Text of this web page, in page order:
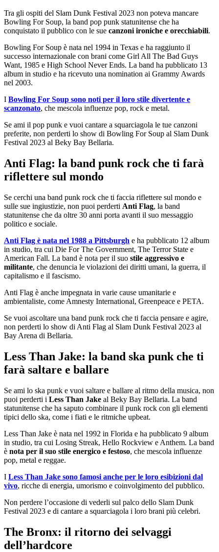
Tra gli ospiti del Slam Dunk Festival 2023 non poteva mancare
Bowling For Soup, la band pop punk statunitense che ha
conquistato il pubblico con le sue canzoni ironiche e orecchiabili.
Bowling For Soup è nata nel 1994 in Texas e ha raggiunto il
successo internazionale con brani come Girl All The Bad Guys
Want, 1985 e High School Never Ends. La band ha pubblicato 13
album in studio e ha ricevuto una nomination ai Grammy Awards
nel 2003.
I Bowling For Soup sono noti per il loro stile divertente e
scanzonato, che mescola influenze pop, rock e metal.
Se ami il pop punk e vuoi cantare a squarciagola le tue canzoni
preferite, non perderti lo show di Bowling For Soup al Slam Dunk
Festival 2023 al Beky Bay Bellaria.
Anti Flag: la band punk rock che ti farà
riflettere sul mondo
Se cerchi una band punk rock che ti faccia riflettere sul mondo e
sulle sue ingiustizie, non puoi perderti Anti Flag, la band
statunitense che da oltre 30 anni porta avanti il suo messaggio
politico e sociale.
Anti Flag è nata nel 1988 a Pittsburgh e ha pubblicato 12 album
in studio, tra cui Die For The Government, The Terror State e
American Fall. La band è nota per il suo stile aggressivo e
militante, che denuncia le violazioni dei diritti umani, la guerra, il
capitalismo e il fascismo.
Anti Flag è anche impegnata in varie cause umanitarie e
ambientaliste, come Amnesty International, Greenpeace e PETA.
Se vuoi ascoltare una band punk rock che ti faccia pensare e agire,
non perderti lo show di Anti Flag al Slam Dunk Festival 2023 al
Bay Arena di Bellaria.
Less Than Jake: la band ska punk che ti
farà saltare e ballare
Se ami lo ska punk e vuoi saltare e ballare al ritmo della musica, non
puoi perderti i Less Than Jake al Beky Bay Bellaria. La band
statunitense che ha saputo combinare il punk rock con gli elementi
tipici dello ska, come i fiati e le ritmiche upbeat.
Less Than Jake è nata nel 1992 in Florida e ha pubblicato 9 album
in studio, tra cui Losing Streak, Hello Rockview e Anthem. La band
è nota per il suo stile energico e festoso, che mescola influenze
pop, metal e reggae.
I Less Than Jake sono famosi anche per le loro esibizioni dal
vivo, ricche di energia, umorismo e coinvolgimento del pubblico.
Non perdere l’occasione di vederli sul palco dello Slam Dunk
Festival 2023 e di cantare a squarciagola i loro brani più celebri.
The Bronx: il ritorno dei selvaggi
dell’hardcore